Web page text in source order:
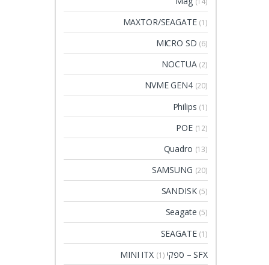
MAXTOR/SEAGATE (1)
MICRO SD (6)
NOCTUA (2)
NVME GEN4 (20)
Philips (1)
POE (12)
Quadro (13)
SAMSUNG (20)
SANDISK (5)
Seagate (5)
SEAGATE (1)
SFX – ספקי MINI ITX (1)